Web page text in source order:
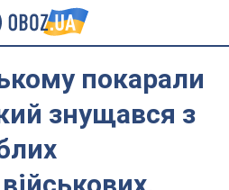
покарали
знущався з